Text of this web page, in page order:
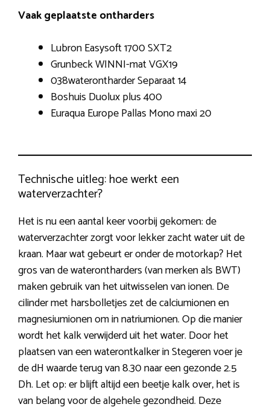
Vaak geplaatste ontharders
Lubron Easysoft 1700 SXT2
Grunbeck WINNI-mat VGX19
038waterontharder Separaat 14
Boshuis Duolux plus 400
Euraqua Europe Pallas Mono maxi 20
Technische uitleg: hoe werkt een
waterverzachter?
Het is nu een aantal keer voorbij gekomen: de
waterverzachter zorgt voor lekker zacht water uit de
kraan. Maar wat gebeurt er onder de motorkap? Het
gros van de waterontharders (van merken als BWT)
maken gebruik van het uitwisselen van ionen. De
cilinder met harsbolletjes zet de calciumionen en
magnesiumionen om in natriumionen. Op die manier
wordt het kalk verwijderd uit het water. Door het
plaatsen van een waterontkalker in Stegeren voer je
de dH waarde terug van 8.30 naar een gezonde 2.5
Dh. Let op: er blijft altijd een beetje kalk over, het is
van belang voor de algehele gezondheid. Deze